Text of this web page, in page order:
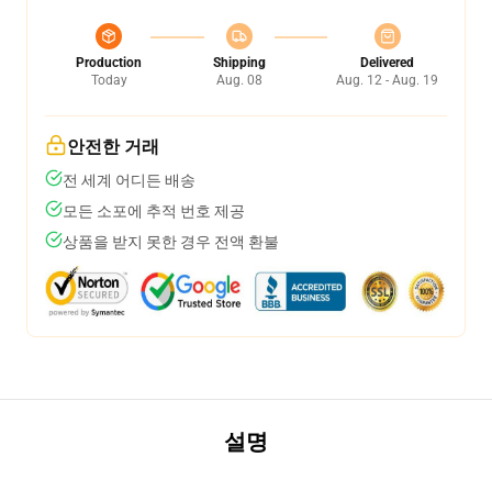
Production
Today
Shipping
Aug. 08
Delivered
Aug. 12 - Aug. 19
안전한 거래
전 세계 어디든 배송
모든 소포에 추적 번호 제공
상품을 받지 못한 경우 전액 환불
설명